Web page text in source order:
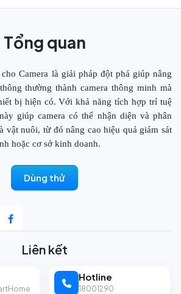
Tổng quan
Camera là giải pháp đột phá giúp nâng
thường thành camera thông minh mà
bị hiện có. Với khả năng tích hợp trí tuệ
giúp camera có thể nhận diện và phân
vật nuôi, từ đó nâng cao hiệu quả giám sát
hoặc cơ sở kinh doanh.
Dùng thử
Liên kết
Hotline
18001290